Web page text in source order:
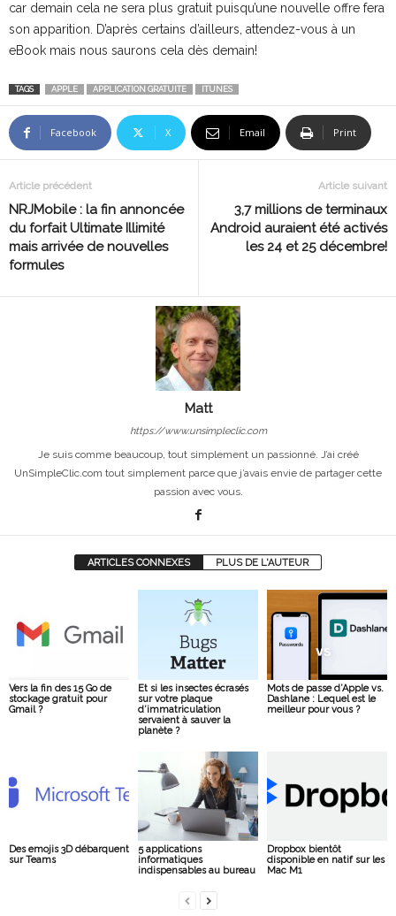
car demain cela ne sera plus gratuit puisqu’une nouvelle offre fera
son apparition. D’après certains d’ailleurs, attendez-vous à un
eBook mais nous saurons cela dès demain!
TAGS APPLE APPLICATION GRATUITE ITUNES
Facebook X Email Print
Article précédent
NRJMobile : la fin annoncée
du forfait Ultimate Illimité
mais arrivée de nouvelles
formules
Article suivant
3,7 millions de terminaux
Android auraient été activés
les 24 et 25 décembre!
Matt
https://www.unsimpleclic.com
Je suis comme beaucoup, tout simplement un passionné. J’ai créé
UnSimpleClic.com tout simplement parce que j’avais envie de partager cette
passion avec vous.
ARTICLES CONNEXES PLUS DE L'AUTEUR
Vers la fin des 15 Go de
stockage gratuit pour
Gmail ?
Et si les insectes écrasés
sur votre plaque
d’immatriculation
servaient à sauver la
planète ?
Mots de passe d’Apple vs.
Dashlane : Lequel est le
meilleur pour vous ?
Des emojis 3D débarquent
sur Teams
5 applications
informatiques
indispensables au bureau
Dropbox bientôt
disponible en natif sur les
Mac M1